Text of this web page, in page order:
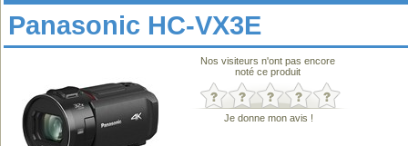
Panasonic HC-VX3E
Nos visiteurs n'ont pas encore
noté ce produit
Je donne mon avis !